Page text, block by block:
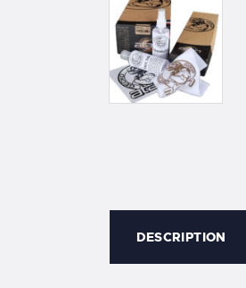
DESCRIPTION